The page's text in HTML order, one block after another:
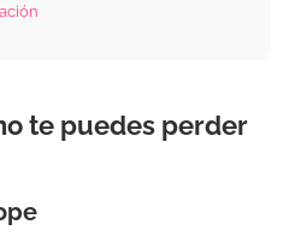
te puedes perder